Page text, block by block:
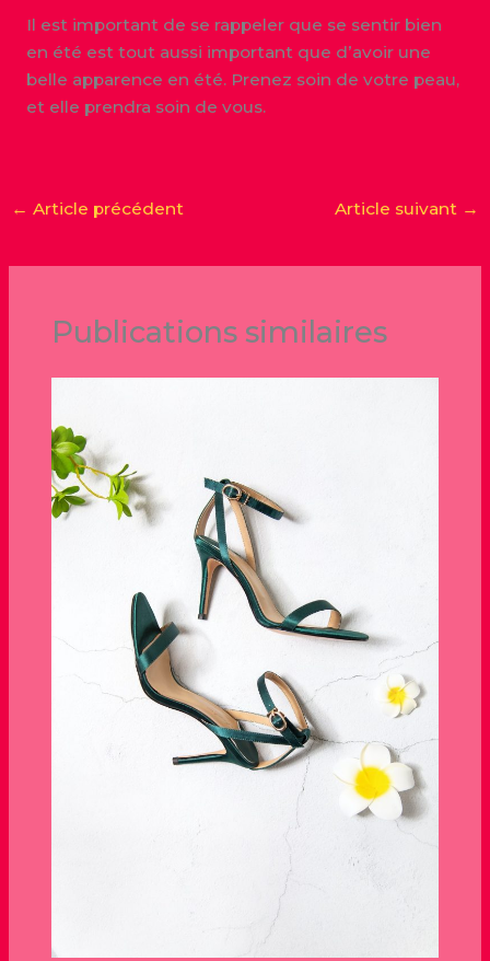
Il est important de se rappeler que se sentir bien
en été est tout aussi important que d’avoir une
belle apparence en été. Prenez soin de votre peau,
et elle prendra soin de vous.
← Article précédent Article suivant →
Publications similaires